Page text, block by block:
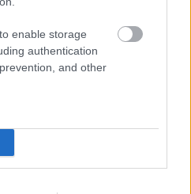
enable storage
authentication
and other
Már csak bő két hetet
kell várni és
városunkban.